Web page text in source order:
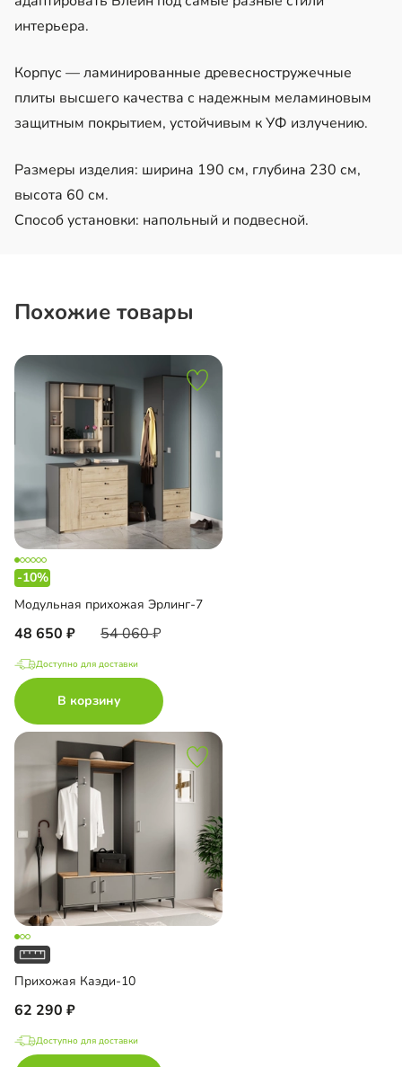
интерьера.
Корпус — ламинированные древесностружечные
плиты высшего качества с надежным меламиновым
защитным покрытием, устойчивым к УФ излучению.
Размеры изделия: ширина 190 см, глубина 230 см,
высота 60 см.
Способ установки: напольный и подвесной.
Похожие товары
-10%
Модульная прихожая Эрлинг-7
48 650 54 060
Доступно для доставки
В корзину
Прихожая Каэди-10
62 290
Доступно для доставки